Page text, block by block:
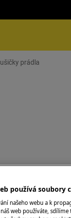
prádla
používá soubory
našeho webu a k
web používáte,